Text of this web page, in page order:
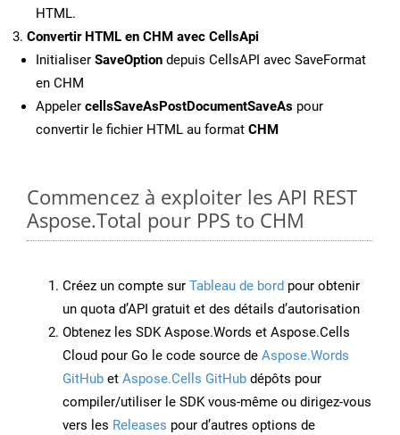
HTML.
Convertir HTML en CHM avec CellsApi
Initialiser SaveOption depuis CellsAPI avec SaveFormat
en CHM
Appeler cellsSaveAsPostDocumentSaveAs pour
convertir le fichier HTML au format CHM
Commencez à exploiter les API REST
Aspose.Total pour PPS to CHM
Créez un compte sur Tableau de bord pour obtenir
un quota d’API gratuit et des détails d’autorisation
Obtenez les SDK Aspose.Words et Aspose.Cells
Cloud pour Go le code source de Aspose.Words
GitHub et Aspose.Cells GitHub dépôts pour
compiler/utiliser le SDK vous-même ou dirigez-vous
vers les Releases pour d’autres options de